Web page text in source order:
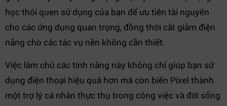
học thói quen sử dụng của bạn để ưu tiên tài nguyên
cho các ứng dụng quan trọng, đồng thời cắt giảm điện
năng cho các tác vụ nền không cần thiết.
Việc làm chủ các tính năng này không chỉ giúp bạn sử
dụng điện thoại hiệu quả hơn mà còn biến Pixel thành
một trợ lý cá nhân thực thụ trong công việc và đời sống